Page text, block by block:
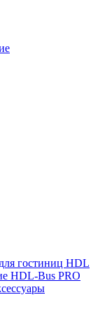
гостиниц HDL
HDL-Bus PRO